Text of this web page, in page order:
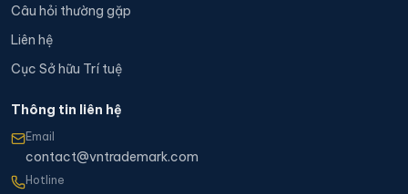
Câu hỏi thường gặp
Liên hệ
Cục Sở hữu Trí tuệ
Thông tin liên hệ
Email
contact@vntrademark.com
Hotline